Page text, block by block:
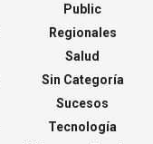
Public
Regionales
Salud
Sin Categoría
Sucesos
Tecnología